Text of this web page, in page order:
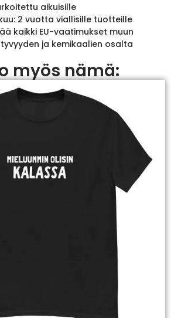
aikuisille
2 vuotta viallisille tuotteille
kaikki EU-vaatimukset muun
ja kemikaalien osalta
myös nämä: